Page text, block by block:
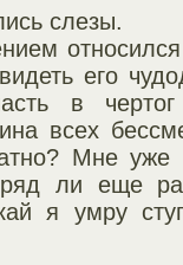
слезы.
его
в
всех
Мне уже
ли еще
я умру